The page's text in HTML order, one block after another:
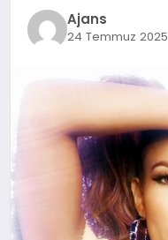
YAŞAM
Ajans
24 Temmuz 2025